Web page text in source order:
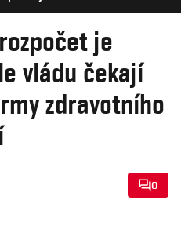
je
vládu čekají
zdravotního
0